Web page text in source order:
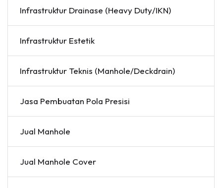
Infrastruktur Drainase (Heavy Duty/IKN)
Infrastruktur Estetik
Infrastruktur Teknis (Manhole/Deckdrain)
Jasa Pembuatan Pola Presisi
Jual Manhole
Jual Manhole Cover